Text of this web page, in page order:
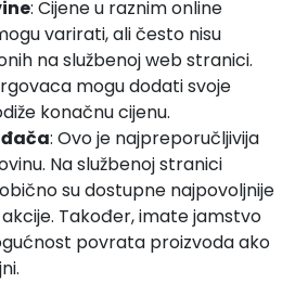
: Cijene u raznim online
varirati, ali često nisu
na službenoj web stranici.
mogu dodati svoje
konačnu cijenu.
: Ovo je najpreporučljivija
Na službenoj stranici
su dostupne najpovoljnije
Također, imate jamstvo
povrata proizvoda ako